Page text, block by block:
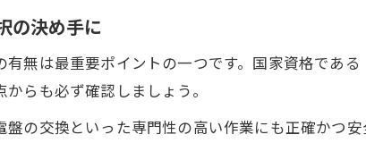
電気工事依頼時に質問すべきチ
の決め手に
無は最重要ポイントの一つです。国家資格であ
らも必ず確認しましょう。
の交換といった専門性の高い作業にも正確かつ